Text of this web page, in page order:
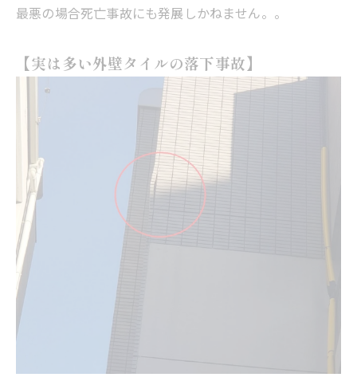
最悪の場合死亡事故にも発展しかねません。。
【実は多い外壁タイルの落下事故】